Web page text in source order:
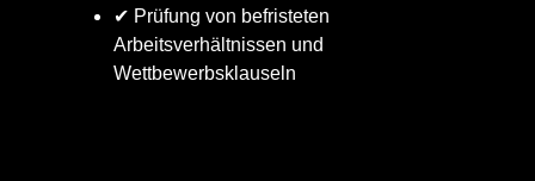
✔ Prüfung von befristeten
Arbeitsverhältnissen und
Wettbewerbsklauseln